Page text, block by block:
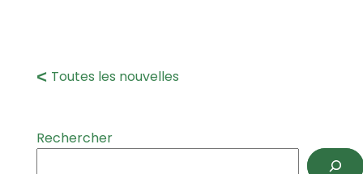
Toutes les nouvelles
Rechercher